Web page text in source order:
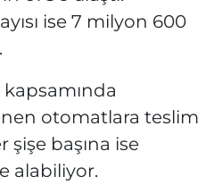
ise 7 milyon 600
otomatlara teslim
şişe başına ise
alabiliyor.